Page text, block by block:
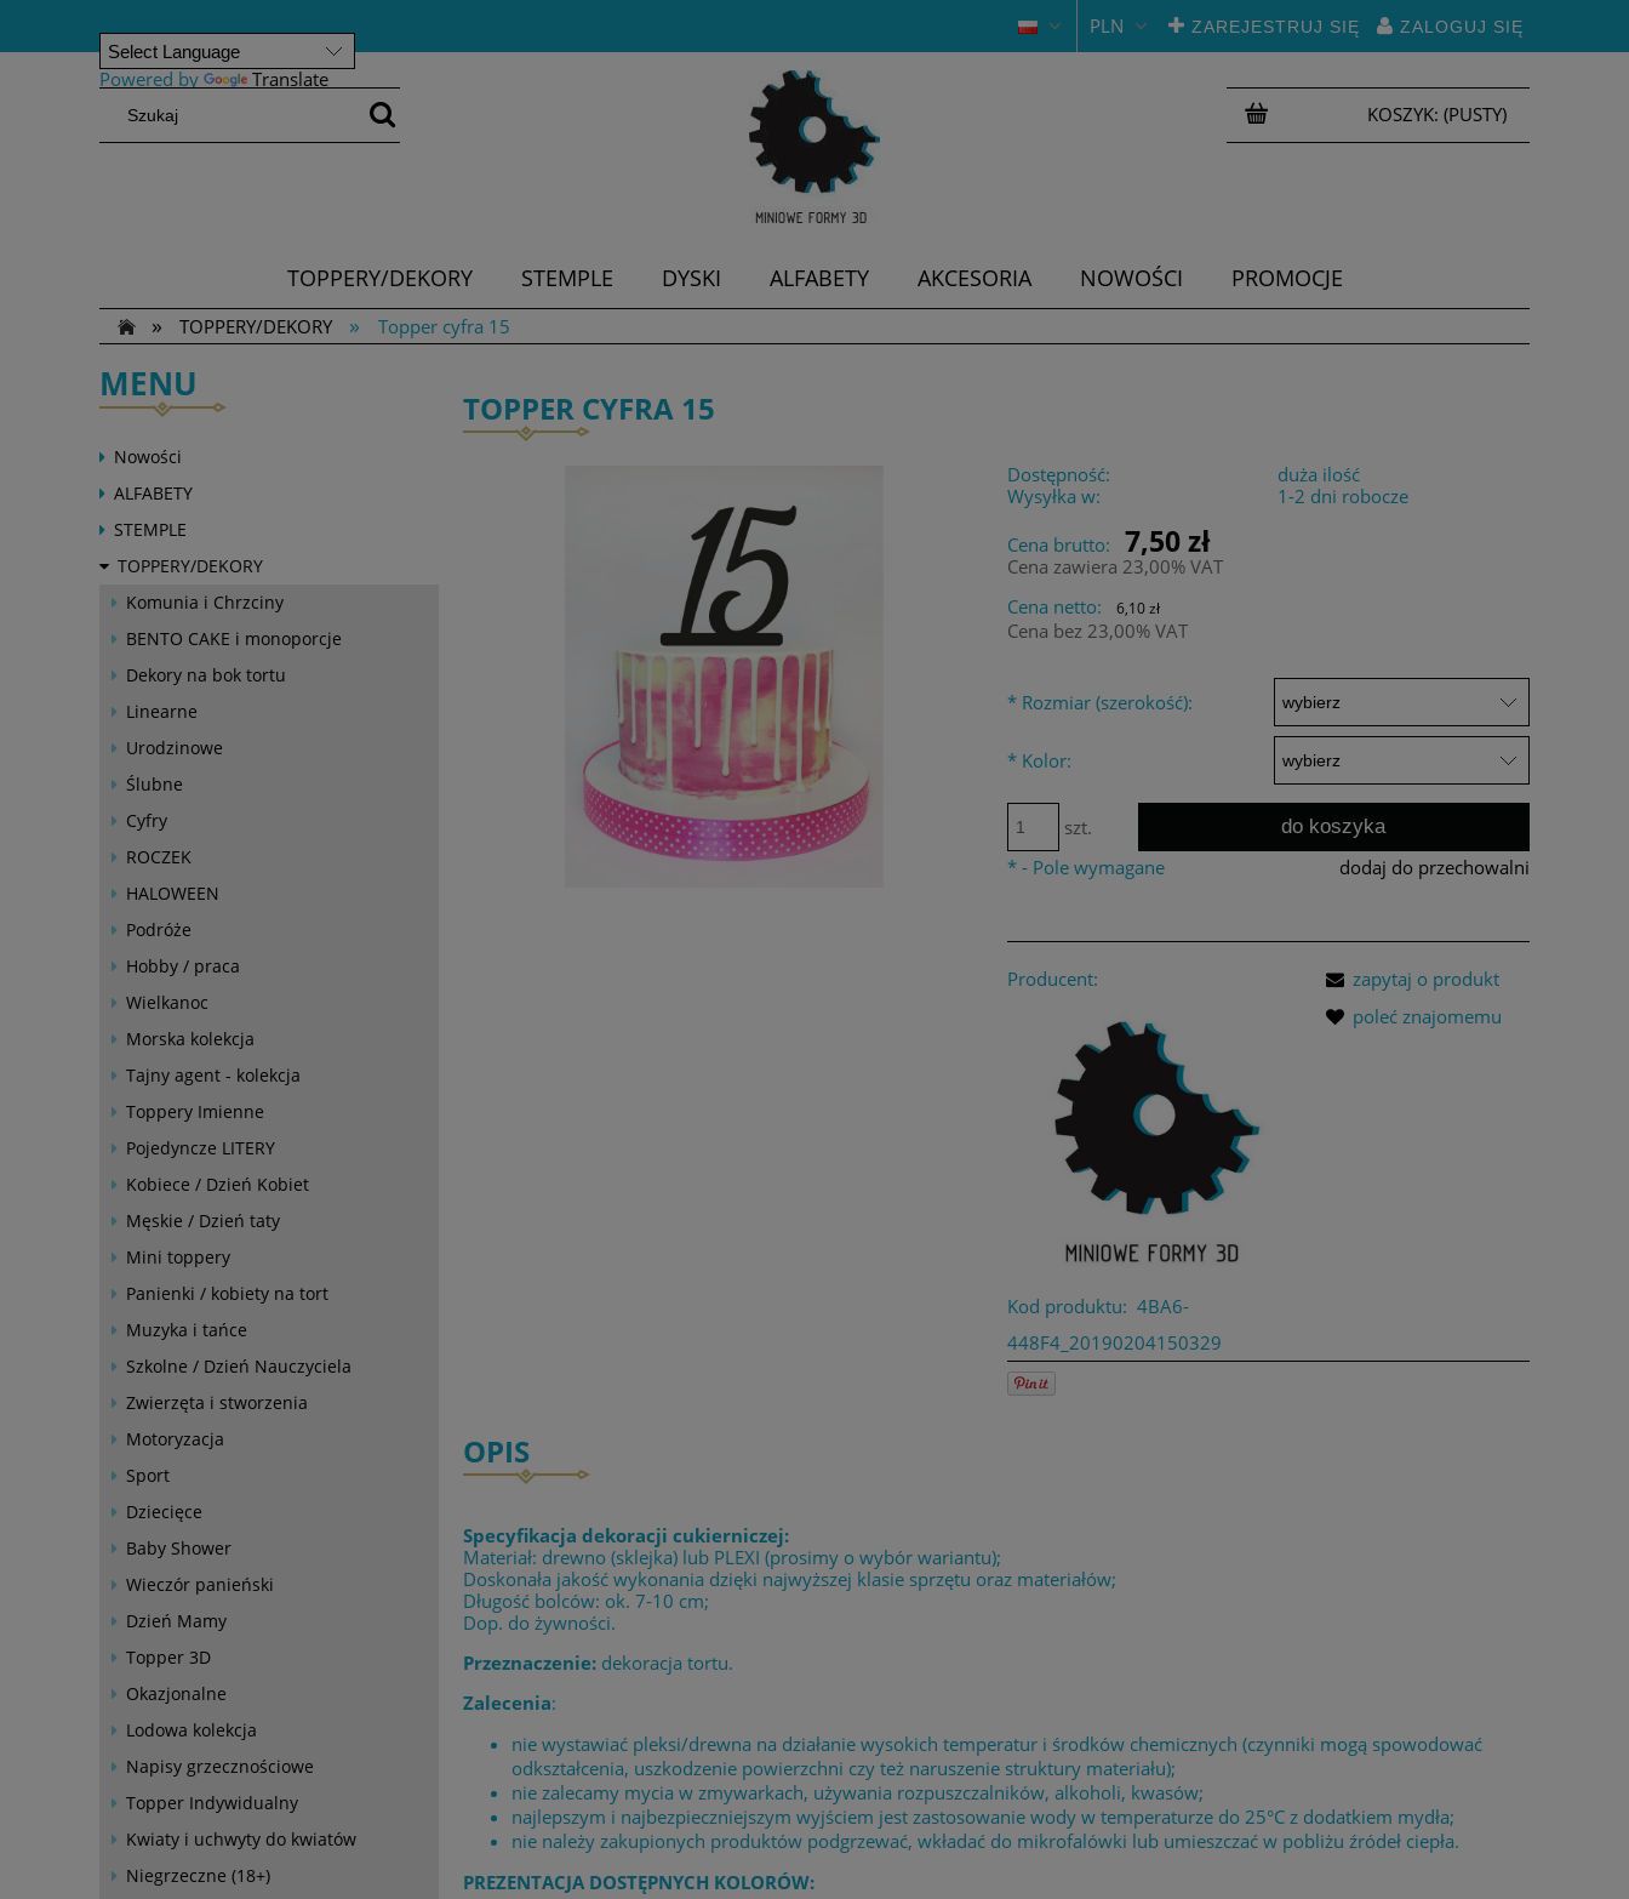
Powered by Translate
ZAREJESTRUJ SIĘ ZALOGUJ SIĘ
PLN
KOSZYK: (PUSTY)
TOPPERY/DEKORY STEMPLE DYSKI ALFABETY AKCESORIA NOWOŚCI
PROMOCJE
»
TOPPERY/DEKORY » Topper cyfra 15
MENU
Nowości
ALFABETY
STEMPLE
TOPPERY/DEKORY
Komunia i Chrzciny
BENTO CAKE i monoporcje
Dekory na bok tortu
Linearne
Urodzinowe
Ślubne
Cyfry
ROCZEK
HALOWEEN
Podróże
Hobby / praca
Wielkanoc
Morska kolekcja
Tajny agent - kolekcja
Toppery Imienne
Pojedyncze LITERY
Kobiece / Dzień Kobiet
Męskie / Dzień taty
Mini toppery
Panienki / kobiety na tort
Muzyka i tańce
Szkolne / Dzień Nauczyciela
Zwierzęta i stworzenia
Motoryzacja
Sport
Dziecięce
Baby Shower
Wieczór panieński
Dzień Mamy
Topper 3D
Okazjonalne
Lodowa kolekcja
Napisy grzecznościowe
Topper Indywidualny
Kwiaty i uchwyty do kwiatów
Niegrzeczne (18+)
TOPPER CYFRA 15
Dostępność:
duża ilość
Wysyłka w:
1-2 dni robocze
Cena brutto:
7,50 zł
Cena zawiera 23,00% VAT
Cena netto:
6,10 zł
Cena bez 23,00% VAT
* Rozmiar (szerokość):
* Kolor:
szt.
do koszyka
dodaj do przechowalni
* - Pole wymagane
Producent:
Kod produktu: 4BA6-
448F4_20190204150329
zapytaj o produkt
poleć znajomemu
OPIS
Specyfikacja dekoracji cukierniczej:
Materiał: drewno (sklejka) lub PLEXI (prosimy o wybór wariantu);
Doskonała jakość wykonania dzięki najwyższej klasie sprzętu oraz materiałów;
Długość bolców: ok. 7-10 cm;
Dop. do żywności.
Przeznaczenie: dekoracja tortu.
Zalecenia:
nie wystawiać pleksi/drewna na działanie wysokich temperatur i środków chemicznych (czynniki mogą spowodować
odkształcenia, uszkodzenie powierzchni czy też naruszenie struktury materiału);
nie zalecamy mycia w zmywarkach, używania rozpuszczalników, alkoholi, kwasów;
najlepszym i najbezpieczniejszym wyjściem jest zastosowanie wody w temperaturze do 25°C z dodatkiem mydła;
nie należy zakupionych produktów podgrzewać, wkładać do mikrofalówki lub umieszczać w pobliżu źródeł ciepła.
PREZENTACJA DOSTĘPNYCH KOLORÓW: